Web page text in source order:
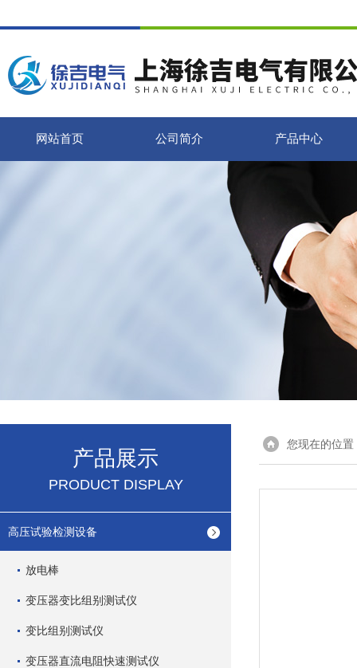
网站首页 公司简介 产品中心
产品展示
PRODUCT DISPLAY
高压试验检测设备
放电棒
变压器变比组别测试仪
变比组别测试仪
变压器直流电阻快速测试仪
您现在的位置